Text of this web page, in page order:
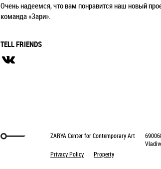
Очень надеемся, что вам понравится наш новый
команда «Зари».
TELL FRIENDS
ZARYA Center for Contemporary Art
Privacy Policy Property